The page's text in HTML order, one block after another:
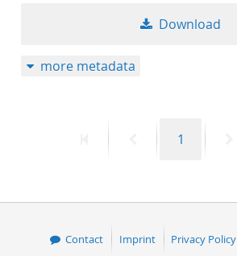
Download
more metadata
PreviousPage
1
Contact Imprint Privacy Policy